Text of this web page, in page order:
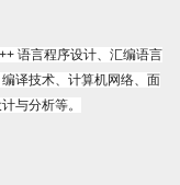
语言程序设计、汇编语言
译技术、计算机网络、面
与分析等。